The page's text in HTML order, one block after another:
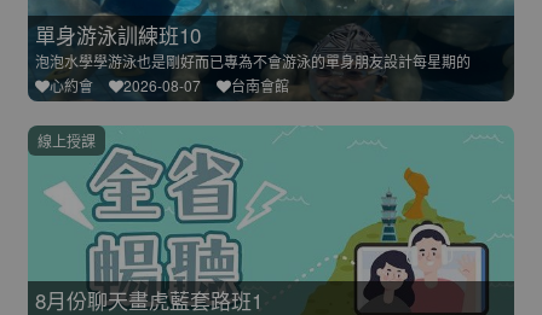
單身游泳訓練班10
泡泡水學學游泳也是剛好而已專為不會游泳的單身朋友設計每星期的
心約會
2026-08-07 台南會館
8月份聊天畫虎藍套路班1
線上授課